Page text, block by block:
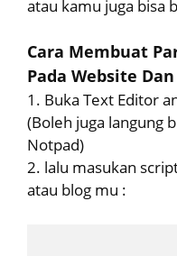
atau kamu juga bisa
Cara Membuat
Pada Website
1. Buka Text Editor
(Boleh juga langung
Notpad)
2. lalu masukan
atau blog mu :